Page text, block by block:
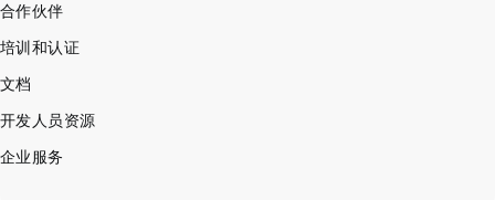
合作伙伴
培训和认证
文档
开发人员资源
企业服务